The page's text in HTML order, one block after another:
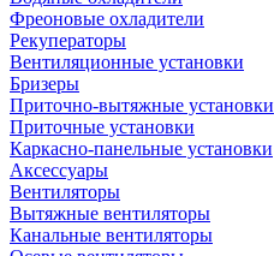
Фреоновые охладители
Рекуператоры
Вентиляционные установки
Бризеры
Приточно-вытяжные установки
Приточные установки
Каркасно-панельные установки
Аксессуары
Вентиляторы
Вытяжные вентиляторы
Канальные вентиляторы